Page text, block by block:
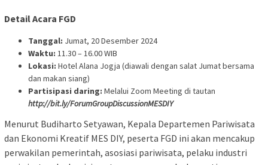
Detail Acara FGD
Tanggal: Jumat, 20 Desember 2024
Waktu: 11.30 – 16.00 WIB
Lokasi: Hotel Alana Jogja (diawali dengan salat Jumat bersama
dan makan siang)
Partisipasi daring: Melalui Zoom Meeting di tautan
http://bit.ly/ForumGroupDiscussionMESDIY
Menurut Budiharto Setyawan, Kepala Departemen Pariwisata
dan Ekonomi Kreatif MES DIY, peserta FGD ini akan mencakup
perwakilan pemerintah, asosiasi pariwisata, pelaku industri